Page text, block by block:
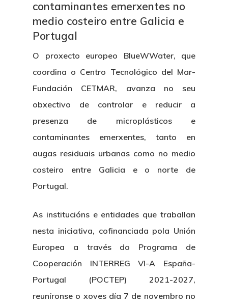
contaminantes emerxentes no
medio costeiro entre Galicia e
Portugal
O proxecto europeo BlueWWater, que
coordina o Centro Tecnológico del Mar-
Fundación CETMAR, avanza no seu
obxectivo de controlar e reducir a
presenza de microplásticos e
contaminantes emerxentes, tanto en
augas residuais urbanas como no medio
costeiro entre Galicia e o norte de
Portugal.
As institucións e entidades que traballan
nesta iniciativa, cofinanciada pola Unión
Europea a través do Programa de
Cooperación INTERREG VI-A España-
Portugal (POCTEP) 2021-2027,
reuníronse o xoves día 7 de novembro no